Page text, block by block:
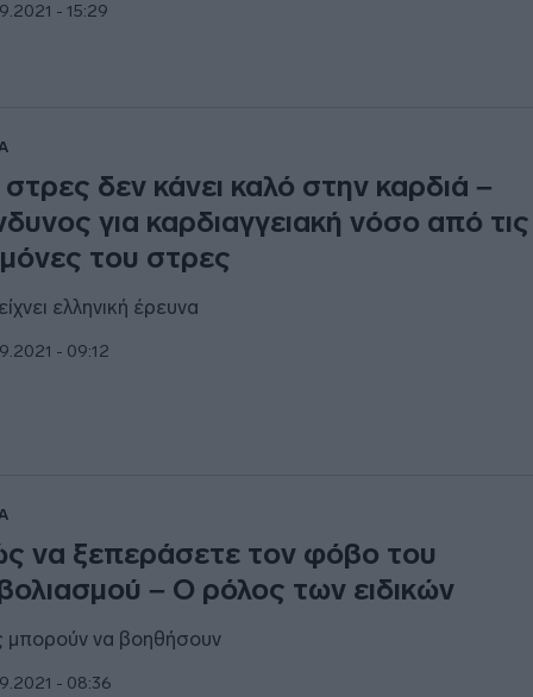
- 15:29
δεν κάνει καλό στην καρδιά –
για καρδιαγγειακή νόσο από τις
του στρες
ελληνική έρευνα
- 09:12
να ξεπεράσετε τον φόβο του
– Ο ρόλος των ειδικών
μπορούν να βοηθήσουν
- 08:36